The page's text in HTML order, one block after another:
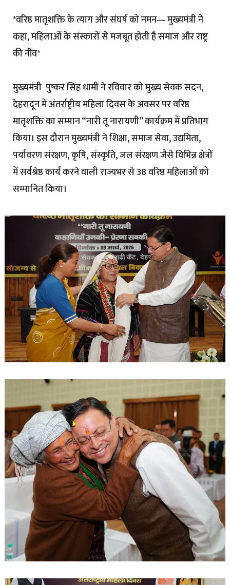
*वरिष्ठ मातृशक्ति के त्याग और संघर्ष को नमन— मुख्यमंत्री ने
कहा, महिलाओं के संस्कारों से मजबूत होती है समाज और राष्ट्र
की नींव*
मुख्यमंत्री पुष्कर सिंह धामी ने रविवार को मुख्य सेवक सदन,
देहरादून में अंतर्राष्ट्रीय महिला दिवस के अवसर पर वरिष्ठ
मातृशक्ति का सम्मान “नारी तू नारायणी” कार्यक्रम में प्रतिभाग
किया। इस दौरान मुख्यमंत्री ने शिक्षा, समाज सेवा, उद्यमिता,
पर्यावरण संरक्षण, कृषि, संस्कृति, जल संरक्षण जैसे विभिन्न क्षेत्रों
में सर्वश्रेष्ठ कार्य करने वाली राज्यभर से 38 वरिष्ठ महिलाओं को
सम्मानित किया।